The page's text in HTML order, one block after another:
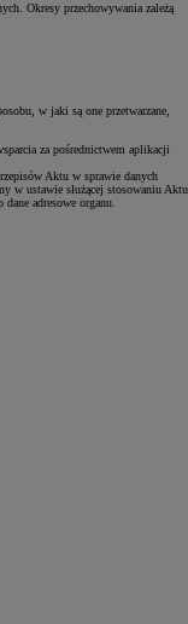
Okresy przechowywania zależą
w jaki są one przetwarzane,
za pośrednictwem aplikacji
Aktu w sprawie danych
w ustawie służącej stosowaniu Aktu
adresowe organu.